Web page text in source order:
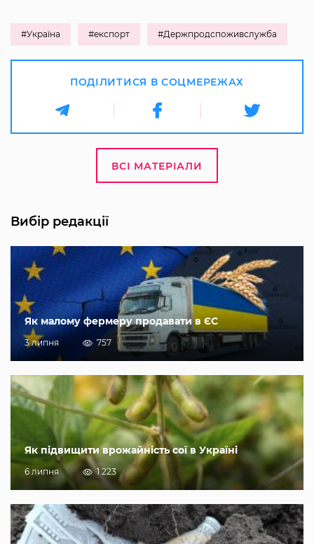
#Україна #експорт #Держпродспоживслужба
ПОДІЛИТИСЯ В СОЦМЕРЕЖАХ
ВСІ МАТЕРІАЛИ
Вибір редакції
Як малому фермеру продавати в ЄС
3 липня 757
Як підвищити врожайність сої в Україні
6 липня 1 223